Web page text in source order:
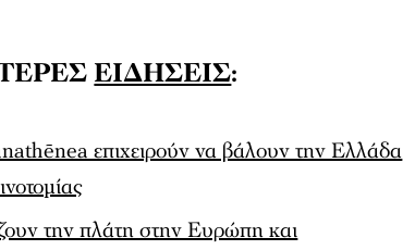
ΕΙΔΗΣΕΙΣ:
επιχειρούν να βάλουν την Ελλάδα
την πλάτη στην Ευρώπη και